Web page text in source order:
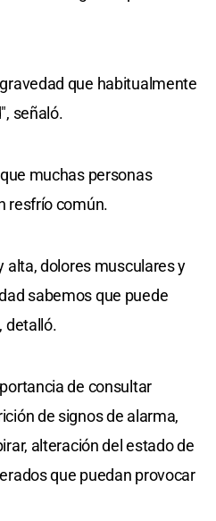
que habitualmente
señaló.
muchas personas
resfrío común.
alta, dolores musculares y
sabemos que puede
detalló.
de consultar
de signos de alarma,
alteración del estado de
que puedan provocar